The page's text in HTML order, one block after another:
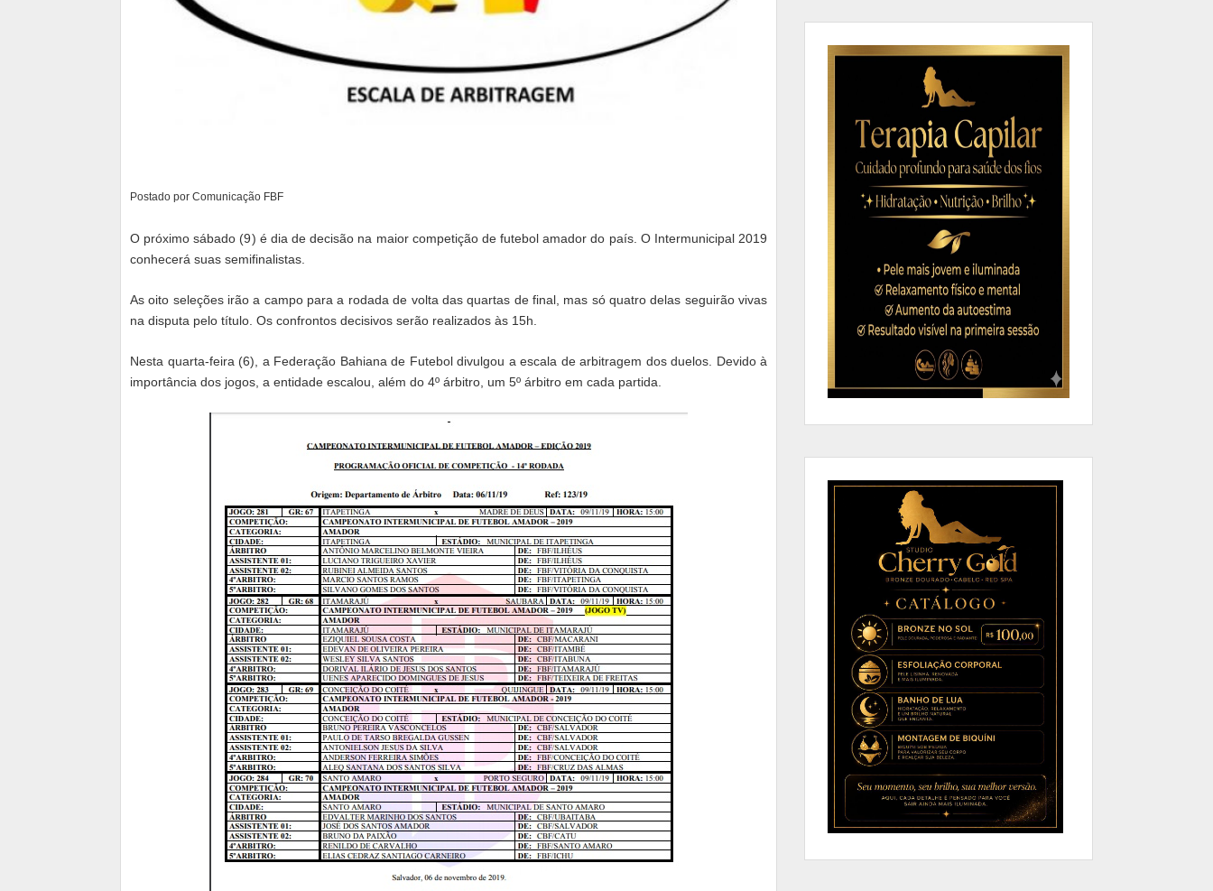
Postado por Comunicação FBF
O próximo sábado (9) é dia de decisão na maior competição de futebol amador do país. O Intermunicipal 2019
conhecerá suas semifinalistas.
As oito seleções irão a campo para a rodada de volta das quartas de final, mas só quatro delas seguirão vivas
na disputa pelo título. Os confrontos decisivos serão realizados às 15h.
Nesta quarta-feira (6), a Federação Bahiana de Futebol divulgou a escala de arbitragem dos duelos. Devido à
importância dos jogos, a entidade escalou, além do 4º árbitro, um 5º árbitro em cada partida.